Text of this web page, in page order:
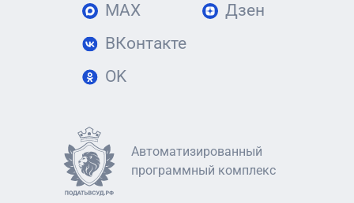
MAX
ВКонтакте
OK
Дзен
Автоматизированный
программный комплекс